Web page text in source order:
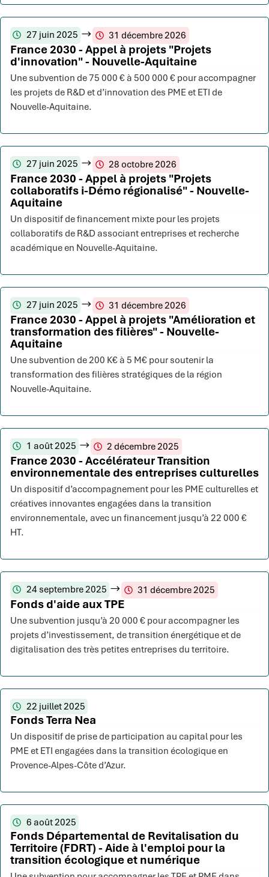
27 juin 2025 31 décembre 2026
France 2030 - Appel à projets "Projets
d'innovation" - Nouvelle-Aquitaine
Une subvention de 75 000 € à 500 000 € pour accompagner
les projets de R&D et d’innovation des PME et ETI de
Nouvelle-Aquitaine.
27 juin 2025 28 octobre 2026
France 2030 - Appel à projets "Projets
collaboratifs i-Démo régionalisé" - Nouvelle-
Aquitaine
Un dispositif de financement mixte pour les projets
collaboratifs de R&D associant entreprises et recherche
académique en Nouvelle-Aquitaine.
27 juin 2025 31 décembre 2026
France 2030 - Appel à projets "Amélioration et
transformation des filières" - Nouvelle-
Aquitaine
Une subvention de 200 K€ à 5 M€ pour soutenir la
transformation des filières stratégiques de la région
Nouvelle-Aquitaine.
1 août 2025 2 décembre 2025
France 2030 - Accélérateur Transition
environnementale des entreprises culturelles
Un dispositif d’accompagnement pour les PME culturelles et
créatives innovantes engagées dans la transition
environnementale, avec un financement jusqu’à 22 000 €
HT.
24 septembre 2025 31 décembre 2025
Fonds d'aide aux TPE
Une subvention jusqu’à 20 000 € pour accompagner les
projets d’investissement, de transition énergétique et de
digitalisation des très petites entreprises du territoire.
22 juillet 2025
Fonds Terra Nea
Un dispositif de prise de participation au capital pour les
PME et ETI engagées dans la transition écologique en
Provence-Alpes-Côte d’Azur.
6 août 2025
Fonds Départemental de Revitalisation du
Territoire (FDRT) - Aide à l'emploi pour la
transition écologique et numérique